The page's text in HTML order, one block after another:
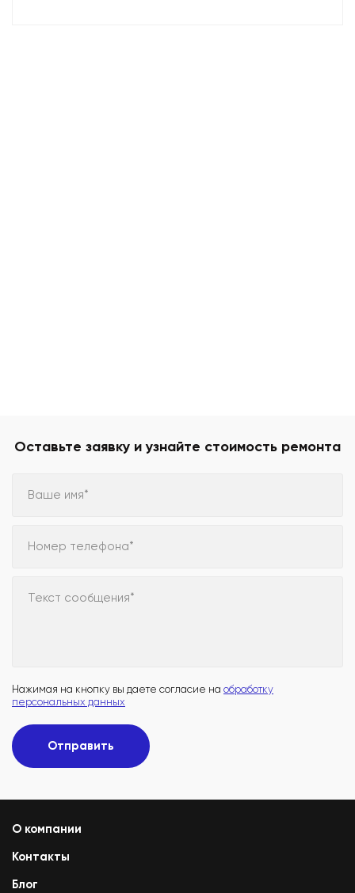
Оставьте заявку и узнайте стоимость ремонта
Ваше имя*
Номер телефона*
Текст сообщения*
Нажимая на кнопку вы даете согласие на обработку
персональных данных
Отправить
О компании
Контакты
Блог